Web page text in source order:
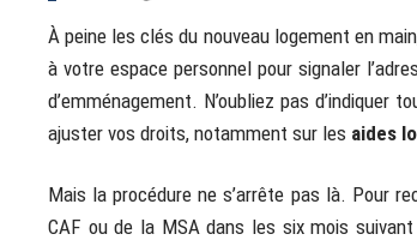
À peine les clés du nouveau logement en
à votre espace personnel pour signaler
d’emménagement. N’oubliez pas
ajuster vos droits, notamment sur les aides
Mais la procédure ne s’arrête pas là. Pour
CAF ou de la MSA dans les six mois